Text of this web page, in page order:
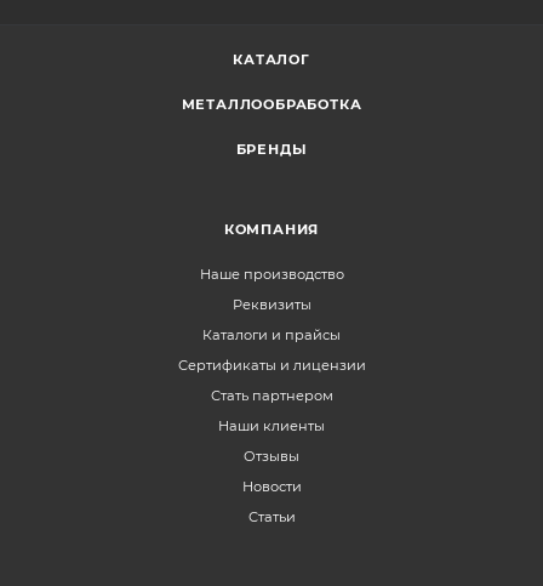
КАТАЛОГ
МЕТАЛЛООБРАБОТКА
БРЕНДЫ
КОМПАНИЯ
Наше производство
Реквизиты
Каталоги и прайсы
Сертификаты и лицензии
Стать партнером
Наши клиенты
Отзывы
Новости
Статьи